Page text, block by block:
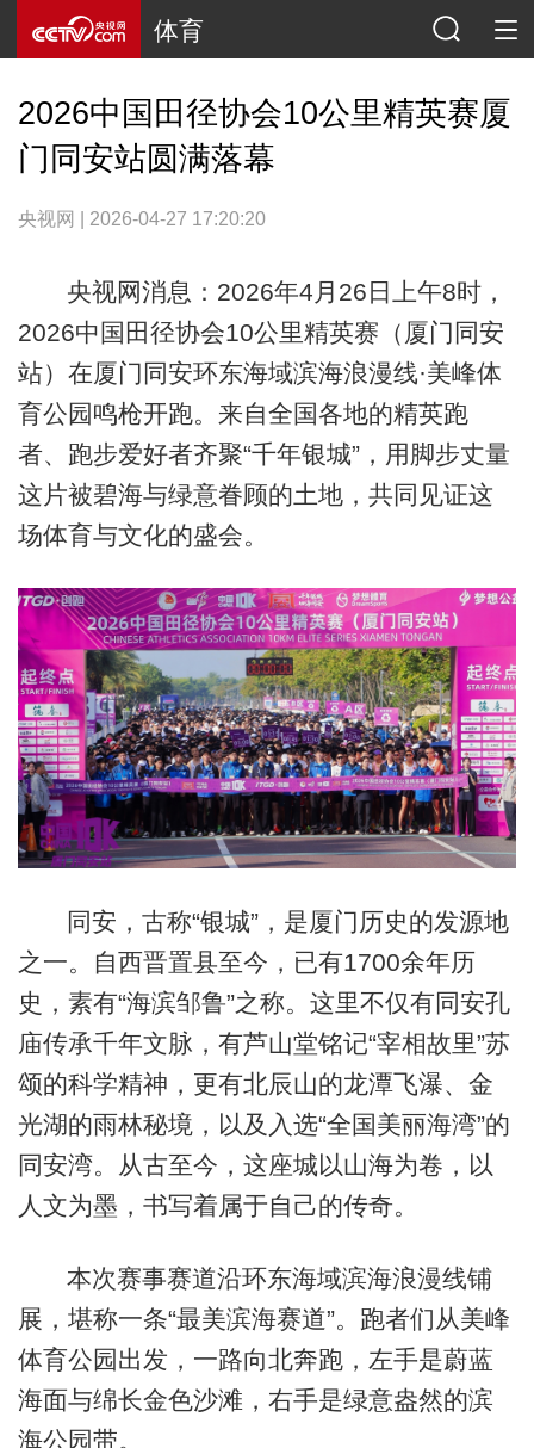
体育
2026中国田径协会10公里精英赛厦
门同安站圆满落幕
央视网 | 2026-04-27 17:20:20
央视网消息：2026年4月26日上午8时，
2026中国田径协会10公里精英赛（厦门同安
站）在厦门同安环东海域滨海浪漫线·美峰体
育公园鸣枪开跑。来自全国各地的精英跑
者、跑步爱好者齐聚“千年银城”，用脚步丈量
这片被碧海与绿意眷顾的土地，共同见证这
场体育与文化的盛会。
同安，古称“银城”，是厦门历史的发源地
之一。自西晋置县至今，已有1700余年历
史，素有“海滨邹鲁”之称。这里不仅有同安孔
庙传承千年文脉，有芦山堂铭记“宰相故里”苏
颂的科学精神，更有北辰山的龙潭飞瀑、金
光湖的雨林秘境，以及入选“全国美丽海湾”的
同安湾。从古至今，这座城以山海为卷，以
人文为墨，书写着属于自己的传奇。
本次赛事赛道沿环东海域滨海浪漫线铺
展，堪称一条“最美滨海赛道”。跑者们从美峰
体育公园出发，一路向北奔跑，左手是蔚蓝
海面与绵长金色沙滩，右手是绿意盎然的滨
海公园带。